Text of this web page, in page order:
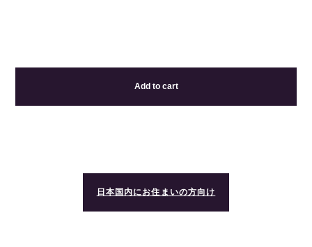
Add to cart
日本国内にお住まいの方向け